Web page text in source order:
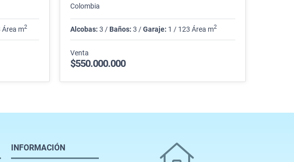
Área m2
Colombia
Alcobas: 3 / Baños: 3 /Garaje: 1 / 123 Área m2
Venta
$550.000.000
INFORMACIÓN